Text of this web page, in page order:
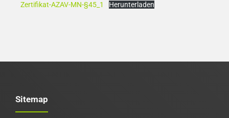
Zertifikat-AZAV-MN-§45_1
Herunterladen
Sitemap